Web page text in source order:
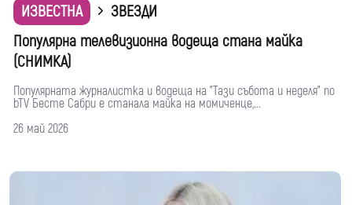
ИЗВЕСТНА
ЗВЕЗДИ
Популярна телевизионна водеща стана майка
(СНИМКА)
Популярната журналистка и водеща на "Тази събота и неделя" по
bTV Бесте Сабри е станала майка на момиченце,...
26 май 2026